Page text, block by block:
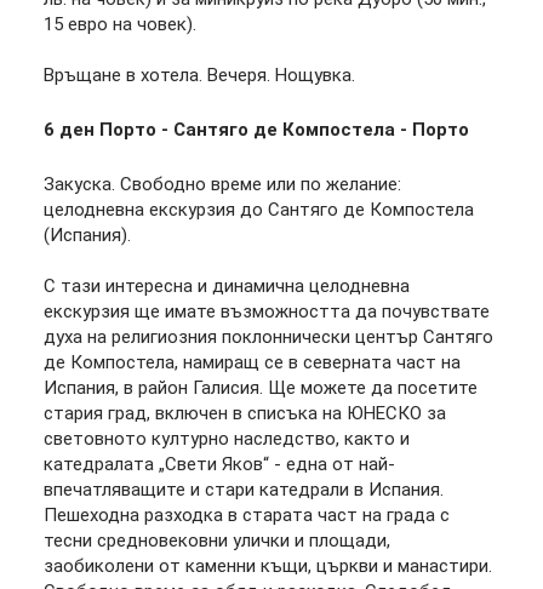
15 евро на човек).
Връщане в хотела. Вечеря. Нощувка.
6 ден Порто - Сантяго де Компостела - Порто
Закуска. Свободно време или по желание:
целодневна екскурзия до Сантяго де Компостела
(Испания).
С тази интересна и динамична целодневна
екскурзия ще имате възможността да почувствате
духа на религиозния поклоннически център Сантяго
де Компостела, намиращ се в северната част на
Испания, в район Галисия. Ще можете да посетите
стария град, включен в списъка на ЮНЕСКО за
световното културно наследство, както и
катедралата „Свети Яков“ - една от най-
впечатляващите и стари катедрали в Испания.
Пешеходна разходка в старата част на града с
тесни средновековни улички и площади,
заобиколени от каменни къщи, църкви и манастири.